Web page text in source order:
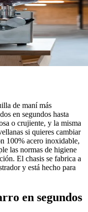
de maní más
en segundos hasta
o crujiente, y la misma
si quieres cambiar
100% acero inoxidable,
las normas de higiene
El chasis se fabrica a
y está hecho para
en segundos